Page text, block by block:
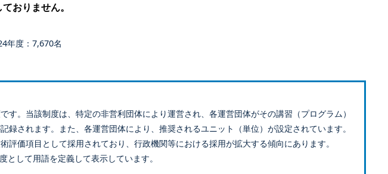
おりません。
度：7,670名
。当該制度は、特定の非営利団体により運営され、各運営団体がその講習（プログラム）
されます。また、各運営団体により、推奨されるユニット（単位）が設定されています。
価項目として採用されており、行政機関等における採用が拡大する傾向にあります。
して用語を定義して表示しています。